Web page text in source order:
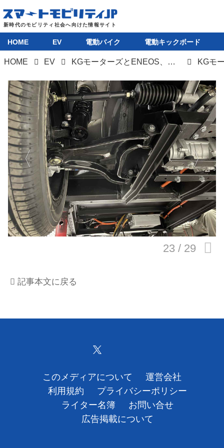
EV
電動バイク
電動キックボード
ライフスタイル
テクノロジー
このメディアについて
HOME EV 電動バイク 電動キックボード
HOME EV KGモーターズとENEOS、ミニマムモビリティによる持続可能な移動の実現に向けた協業の覚書を締結
記事本文に戻る
このメディアについて
運営会社
利用規約
プライバシーポリシー
ライター名簿
お問い合せ
広告掲載について